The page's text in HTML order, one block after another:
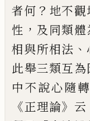
者何 ？ 地不觀
性 ， 及同類體
相與所相法 、
此舉三類互為
中不說心隨
《正理論》 云